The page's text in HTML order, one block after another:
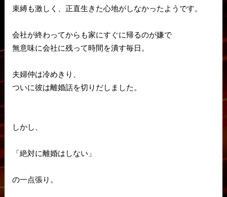
束縛も激しく、正直生きた心地がしなかったようです。
会社が終わってからも家にすぐに帰るのが嫌で
無意味に会社に残って時間を潰す毎日。
夫婦仲は冷めきり、
ついに彼は離婚話を切りだしました。
しかし、
「絶対に離婚はしない」
の一点張り。